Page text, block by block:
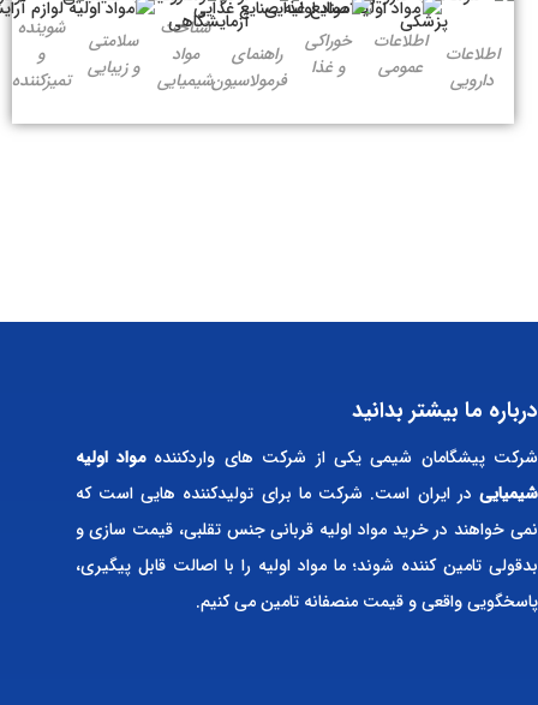
اطلاعات
دارویی
اطلاعات
عمومی
خوراکی
و غذا
راهنمای
فرمولاسیون
شناخت
مواد
شیمیایی
سلامتی
و زیبایی
شوینده
و
تمیزکننده
درباره ما بیشتر بدانید
شرکت پیشگامان شیمی یکی از شرکت های واردکنندهمواد اولیه
شیمیایی در ایران است. شرکت ما برای تولیدکننده هایی است که
نمی خواهند در خرید مواد اولیه قربانی جنس تقلبی، قیمت سازی و
بدقولی تامین کننده شوند؛ ما مواد اولیه را با اصالت قابل پیگیری،
پاسخگویی واقعی و قیمت منصفانه تامین می کنیم.